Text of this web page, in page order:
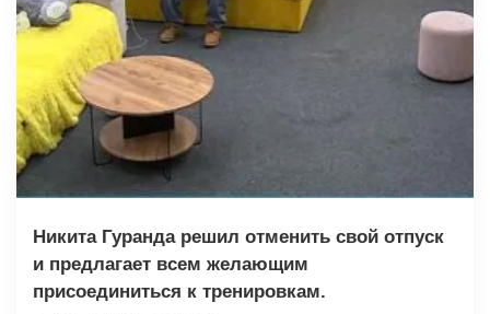
Никита Гуранда решил отменить свой отпуск
и предлагает всем желающим
присоединиться к тренировкам.